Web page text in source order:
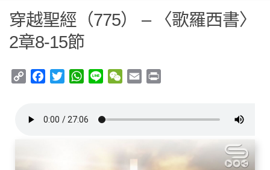
穿越聖經（775） – 〈歌羅西書〉
2章8-15節
Copy
Facebook
TwitterWhatsApp
Line WeChat
Email